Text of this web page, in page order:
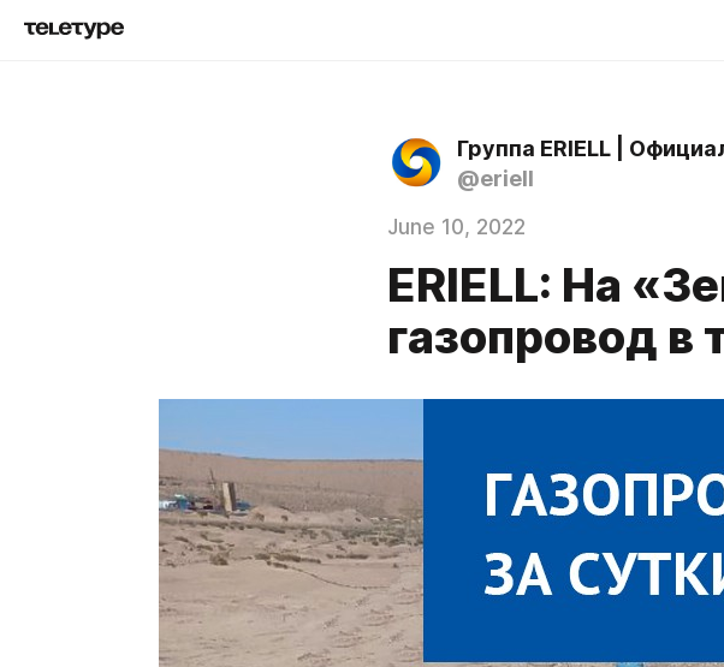
Группа ERIELL |
@eriell
June 10, 2022
ERIELL: На
газопровод в